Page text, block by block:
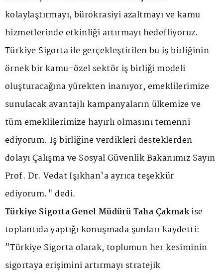
kolaylaştırmayı, bürokrasiyi azaltmayı ve kamu
hizmetlerinde etkinliği artırmayı hedefliyoruz.
Türkiye Sigorta ile gerçekleştirilen bu iş birliğinin
örnek bir kamu-özel sektör iş birliği modeli
oluşturacağına yürekten inanıyor, emeklilerimize
sunulacak avantajlı kampanyaların ülkemize ve
tüm emeklilerimize hayırlı olmasını temenni
ediyorum. İş birliğine verdikleri desteklerden
dolayı Çalışma ve Sosyal Güvenlik Bakanımız Sayın
Prof. Dr. Vedat Işıkhan'a ayrıca teşekkür
ediyorum." dedi.
Türkiye Sigorta Genel Müdürü Taha Çakmakise
toplantıda yaptığı konuşmada şunları kaydetti:
"Türkiye Sigorta olarak, toplumun her kesiminin
sigortaya erişimini artırmayı stratejik